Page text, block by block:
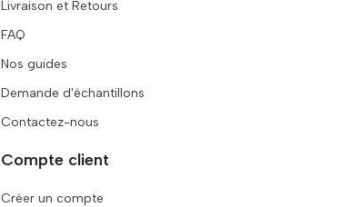
Livraison et Retours
FAQ
Nos guides
Demande d'échantillons
Contactez-nous
Compte client
Créer un compte